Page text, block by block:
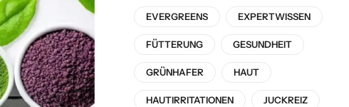
EVERGREENS EXPERTWISSEN
FÜTTERUNG GESUNDHEIT
GRÜNHAFER HAUT
HAUTIRRITATIONEN JUCKREIZ